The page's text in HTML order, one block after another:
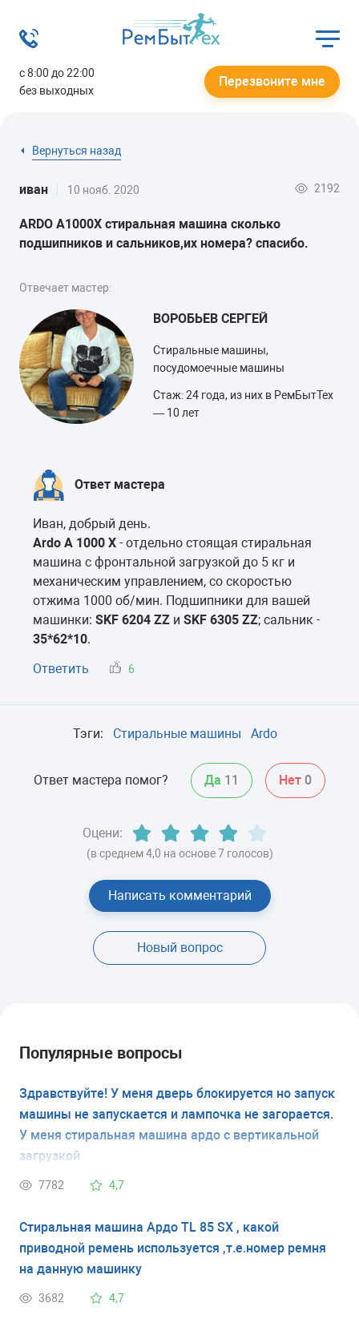
с 8:00 до 22:00
без выходных
Перезвоните мне
Вернуться назад
иван 10 нояб. 2020 2192
ARDO A1000X стиральная машина сколько
подшипников и сальников,их номера? спасибо.
Отвечает мастер:
ВОРОБЬЕВ СЕРГЕЙ
Стиральные машины,
посудомоечные машины
Стаж: 24 года, из них в РемБытТех
— 10 лет
Ответ мастера
Иван, добрый день.
Ardo A 1000 X - отдельно стоящая стиральная
машина с фронтальной загрузкой до 5 кг и
механическим управлением, со скоростью
отжима 1000 об/мин. Подшипники для вашей
машинки: SKF 6204 ZZ и SKF 6305 ZZ; сальник -
35*62*10.
Ответить
6
Тэги: Стиральные машины Ardo
Ответ мастера помог? Да 11 Нет 0
Оцени:
(в среднем 4,0 на основе 7 голосов)
Написать комментарий
Новый вопрос
Популярные вопросы
Здравствуйте! У меня дверь блокируется но запуск
машины не запускается и лампочка не загорается.
У меня стиральная машина ардо с вертикальной
загрузкой
7782 4,7
Стиральная машина Ардо TL 85 SX , какой
приводной ремень используется ,т.е.номер ремня
на данную машинку
3682 4,7